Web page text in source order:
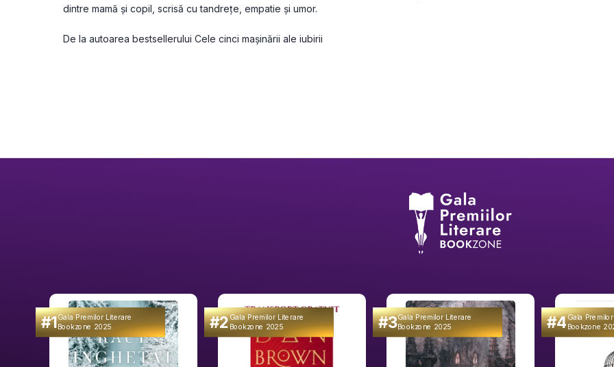
dintre mamă și copil, scrisă cu tandrețe, empatie și umor.
De la autoarea bestsellerului Cele cinci mașinării ale iubirii
#1Gala Premilor Literare
Bookzone 2025 #2Gala Premilor Literare
Bookzone 2025 #3Gala Premilor Literare
Bookzone 2025 #4Gala
Bookzone